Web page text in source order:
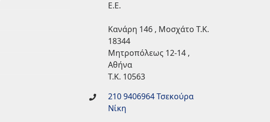
Ε.Ε.
Κανάρη 146 , Μοσχάτο Τ.Κ.
18344
Μητροπόλεως 12-14 ,
Αθήνα
Τ.Κ. 10563
210 9406964 Τσεκούρα
Νίκη